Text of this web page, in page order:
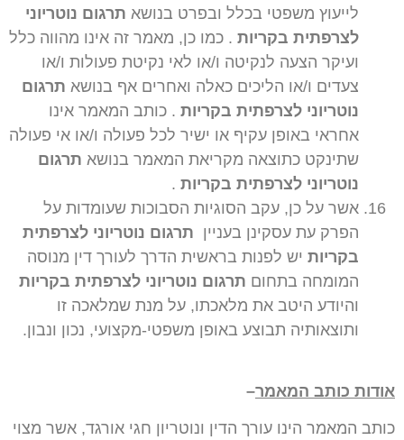
לייעוץ משפטי בכלל ובפרט בנושא תרגום נוטריוני
לצרפתית בקריות . כמו כן, מאמר זה אינו מהווה כלל
ועיקר הצעה לנקיטה ו/או לאי נקיטת פעולות ו/או
צעדים ו/או הליכים כאלה ואחרים אף בנושא תרגום
נוטריוני לצרפתית בקריות . כותב המאמר אינו
אחראי באופן עקיף או ישיר לכל פעולה ו/או אי פעולה
שתינקט כתוצאה מקריאת המאמר בנושא תרגום
נוטריוני לצרפתית בקריות .
אשר על כן, עקב הסוגיות הסבוכות שעומדות על
הפרק עת עסקינן בעניין תרגום נוטריוני לצרפתית
בקריות יש לפנות בראשית הדרך לעורך דין מנוסה
המומחה בתחום תרגום נוטריוני לצרפתית בקריות
והיודע היטב את מלאכתו, על מנת שמלאכה זו
ותוצאותיה תבוצע באופן משפטי-מקצועי, נכון ונבון.
אודות כותב המאמר–
כותב המאמר הינו עורך הדין ונוטריון חגי אורגד, אשר מצוי